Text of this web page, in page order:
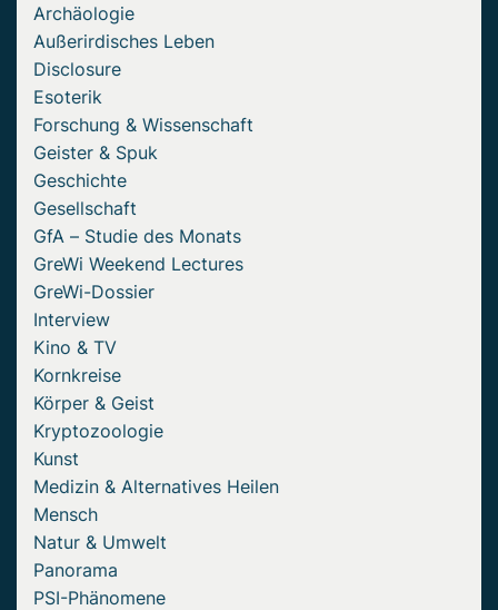
Archäologie
Außerirdisches Leben
Disclosure
Esoterik
Forschung & Wissenschaft
Geister & Spuk
Geschichte
Gesellschaft
GfA – Studie des Monats
GreWi Weekend Lectures
GreWi-Dossier
Interview
Kino & TV
Kornkreise
Körper & Geist
Kryptozoologie
Kunst
Medizin & Alternatives Heilen
Mensch
Natur & Umwelt
Panorama
PSI-Phänomene